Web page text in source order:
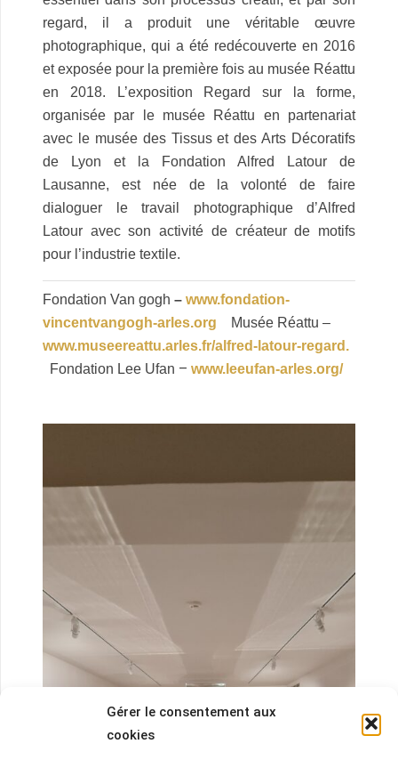
Gérer le consentement aux
cookies
regard, il a produit une véritable œuvre
photographique, qui a été redécouverte en 2016
et exposée pour la première fois au musée Réattu
en 2018. L’exposition Regard sur la forme,
organisée par le musée Réattu en partenariat
avec le musée des Tissus et des Arts Décoratifs
de Lyon et la Fondation Alfred Latour de
Lausanne, est née de la volonté de faire
dialoguer le travail photographique d’Alfred
Latour avec son activité de créateur de motifs
pour l’industrie textile.
Fondation Van gogh – www.fondation-
vincentvangogh-arles.org
Musée Réattu –
www.museereattu.arles.fr/alfred-latour-regard.
Fondation Lee Ufan – www.leeufan-arles.org/